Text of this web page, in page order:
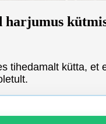
tihedamalt kütta,